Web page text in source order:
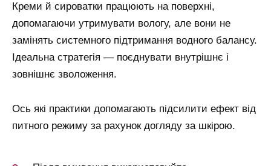
Креми й сироватки працюють на поверхні,
допомагаючи утримувати вологу, але вони не
замінять системного підтримання водного балансу.
Ідеальна стратегія — поєднувати внутрішнє і
зовнішнє зволоження.
Ось які практики допомагають підсилити ефект від
питного режиму за рахунок догляду за шкірою.